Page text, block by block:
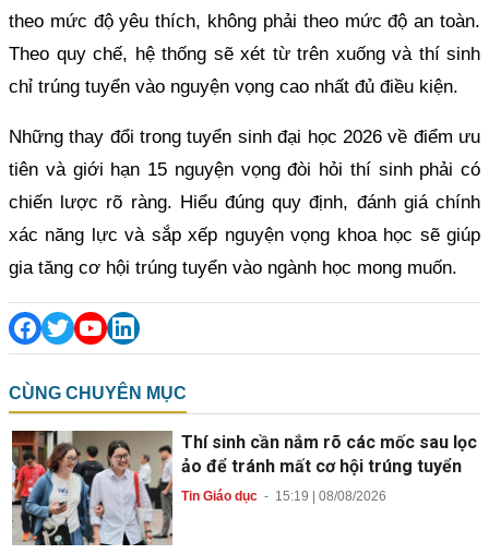
theo mức độ yêu thích, không phải theo mức độ an toàn.
Theo quy chế, hệ thống sẽ xét từ trên xuống và thí sinh
chỉ trúng tuyển vào nguyện vọng cao nhất đủ điều kiện.
Những thay đổi trong tuyển sinh đại học 2026 về điểm ưu
tiên và giới hạn 15 nguyện vọng đòi hỏi thí sinh phải có
chiến lược rõ ràng. Hiểu đúng quy định, đánh giá chính
xác năng lực và sắp xếp nguyện vọng khoa học sẽ giúp
gia tăng cơ hội trúng tuyển vào ngành học mong muốn.
CÙNG CHUYÊN MỤC
Thí sinh cần nắm rõ các mốc sau lọc
ảo để tránh mất cơ hội trúng tuyển
Tin Giáo dục- 15:19 | 08/08/2026